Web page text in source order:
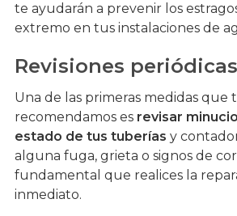
te ayudarán a prevenir los
extremo en tus instalaciones de
Revisiones periódicas
Una de las primeras medidas que
recomendamos es revisar
estado de tus tuberías y
alguna fuga, grieta o signos de
fundamental que realices la
inmediato.